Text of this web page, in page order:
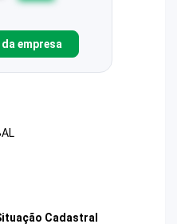
empresa
Cadastral